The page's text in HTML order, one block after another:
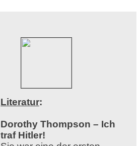
Literatur:
Dorothy Thompson – Ich
traf Hitler!